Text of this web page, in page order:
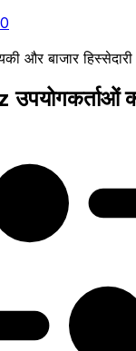
0
और बाजार हिस्सेदारी